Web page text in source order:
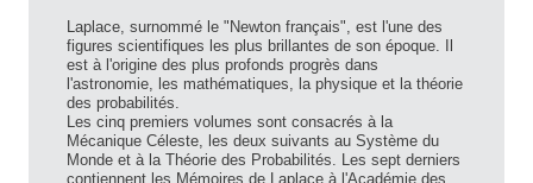
Laplace, surnommé le "Newton français", est l'une des
figures scientifiques les plus brillantes de son époque. Il
est à l'origine des plus profonds progrès dans
l'astronomie, les mathématiques, la physique et la théorie
des probabilités.
Les cinq premiers volumes sont consacrés à la
Mécanique Céleste, les deux suivants au Système du
Monde et à la Théorie des Probabilités. Les sept derniers
contiennent les Mémoires de Laplace à l'Académie des